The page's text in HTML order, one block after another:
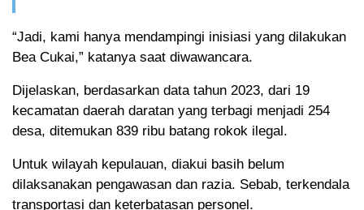
“Jadi, kami hanya mendampingi inisiasi yang dilakukan
Bea Cukai,” katanya saat diwawancara.
Dijelaskan, berdasarkan data tahun 2023, dari 19
kecamatan daerah daratan yang terbagi menjadi 254
desa, ditemukan 839 ribu batang rokok ilegal.
Untuk wilayah kepulauan, diakui basih belum
dilaksanakan pengawasan dan razia. Sebab, terkendala
transportasi dan keterbatasan personel.